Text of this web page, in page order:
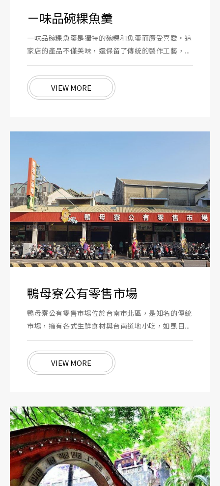
ㄧ味品碗粿魚羹
一味品碗粿魚羹是獨特的碗粿和魚羹而廣受喜愛。這
家店的產品不僅美味，還保留了傳統的製作工藝，...
VIEW MORE
鴨母寮公有零售市場
鴨母寮公有零售市場位於台南市北區，是知名的傳統
市場，擁有各式生鮮食材與台南道地小吃，如虱目...
VIEW MORE